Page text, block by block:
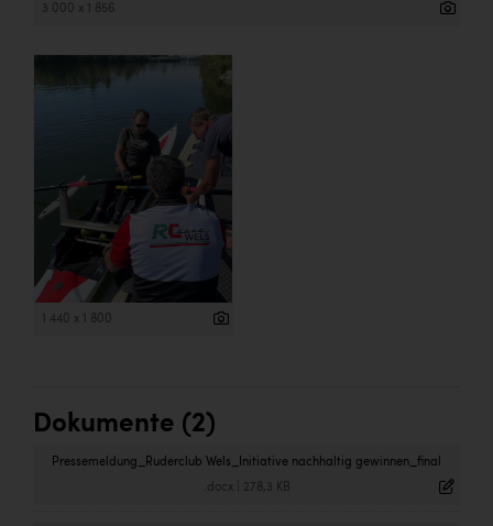
kunden basics
3 000 x 1 856
1 440 x 1 800
Dokumente (2)
Pressemeldung_Ruderclub Wels_Initiative nachhaltig gewinnen_final
.docx| 278,3 KB